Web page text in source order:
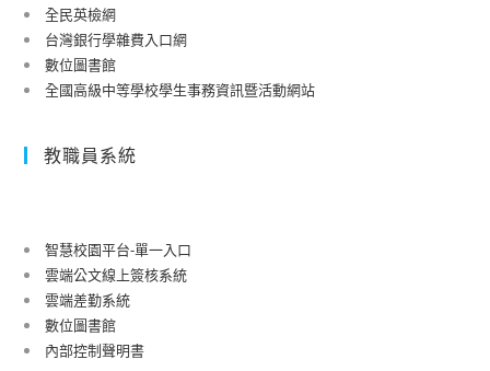
全民英檢網
台灣銀行學雜費入口網
數位圖書館
全國高級中等學校學生事務資訊暨活動網站
教職員系統
智慧校園平台-單一入口
雲端公文線上簽核系統
雲端差勤系統
數位圖書館
內部控制聲明書